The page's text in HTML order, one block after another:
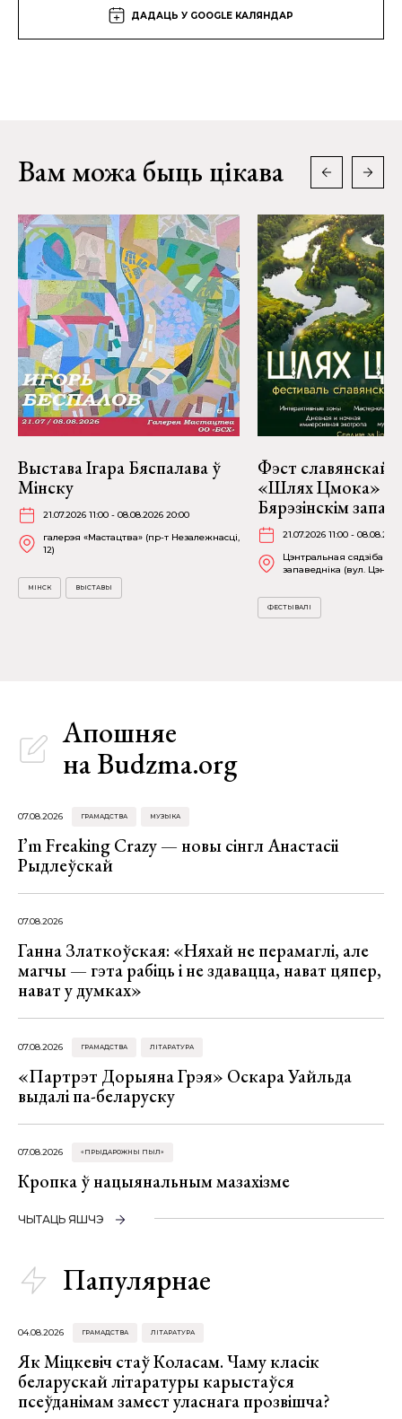
ДАДАЦЬ У GOOGLE КАЛЯНДАР
Вам можа быць цікава
Выстава Ігара Бяспалава ў
Мінску
21.07.2026 11:00 - 08.08.2026 20:00
галерэя «Мастацтва» (пр-т Незалежнасці,
12)
МІНСК ВЫСТАВЫ
Фэст славянскай
«Шлях Цмока» ў
Бярэзінскім
21.07.2026 11:00 -
Цэнтральная сядзіба
запаведніка (вул.
ФЕСТЫВАЛІ
Апошняе
на Budzma.org
07.08.2026 ГРАМАДСТВА МУЗЫКА
I’m Freaking Crazy — новы сінгл Анастасіі
Рыдлеўскай
07.08.2026
Ганна Златкоўская: «Няхай не перамаглі, але
магчы — гэта рабіць і не здавацца, нават цяпер,
нават у думках»
07.08.2026 ГРАМАДСТВА ЛІТАРАТУРА
«Партрэт Дорыяна Грэя» Оскара Уайльда
выдалі па-беларуску
07.08.2026 «ПРЫДАРОЖНЫ ПЫЛ»
Кропка ў нацыянальным мазахізме
ЧЫТАЦЬ ЯШЧЭ
Папулярнае
04.08.2026 ГРАМАДСТВА ЛІТАРАТУРА
Як Міцкевіч стаў Коласам. Чаму класік
беларускай літаратуры карыстаўся
псеўданімам замест уласнага прозвішча?